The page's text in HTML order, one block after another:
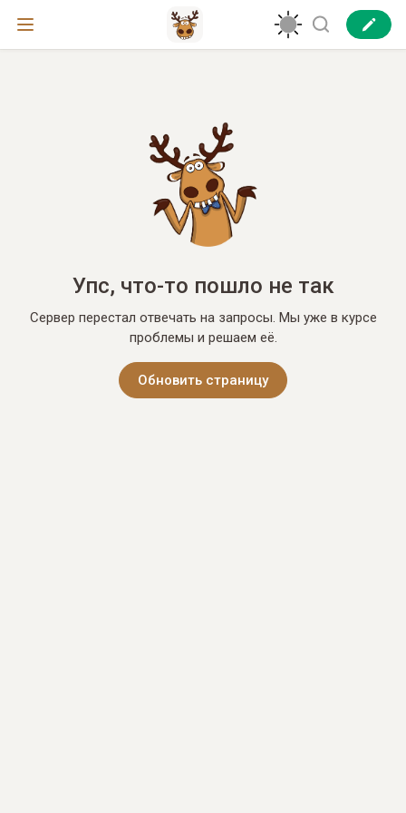
Упс, что-то пошло не так
Сервер перестал отвечать на запросы. Мы уже в курсе
проблемы и решаем её.
Обновить страницу